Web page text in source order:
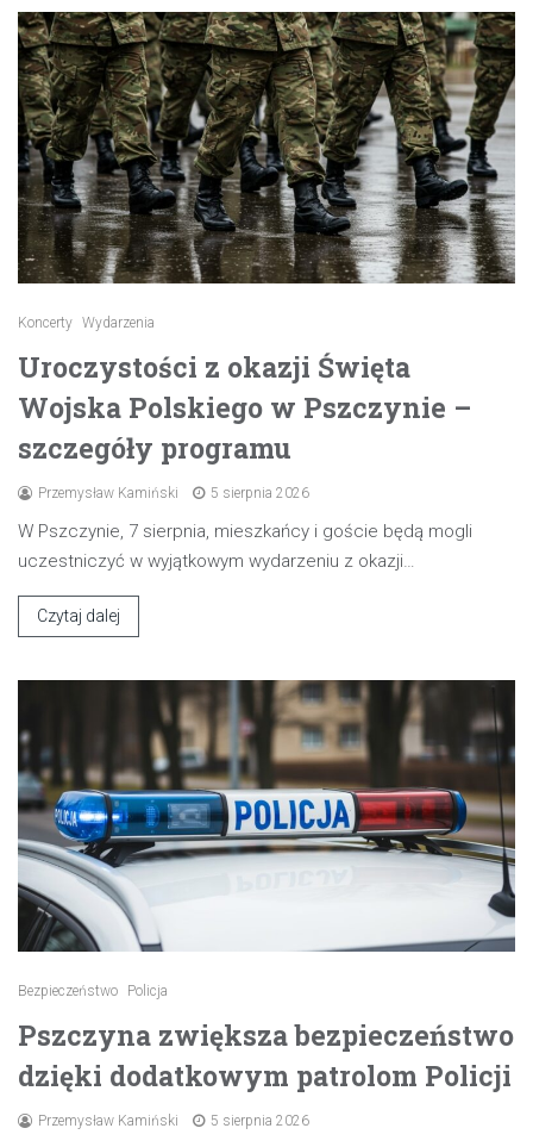
Koncerty Wydarzenia
Uroczystości z okazji Święta
Wojska Polskiego w Pszczynie –
szczegóły programu
Przemysław Kamiński 5 sierpnia 2026
W Pszczynie, 7 sierpnia, mieszkańcy i goście będą mogli
uczestniczyć w wyjątkowym wydarzeniu z okazji…
Czytaj dalej
Bezpieczeństwo Policja
Pszczyna zwiększa bezpieczeństwo
dzięki dodatkowym patrolom Policji
Przemysław Kamiński 5 sierpnia 2026